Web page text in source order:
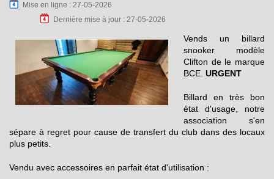
Mise en ligne : 27-05-2026
Dernière mise à jour : 27-05-2026
Vends un billard
snooker modèle
Clifton de le marque
BCE. URGENT
Billard en très bon
état d'usage, notre
association s'en
sépare à regret pour cause de transfert du club dans des locaux
plus petits.
Vendu avec accessoires en parfait état d'utilisation :